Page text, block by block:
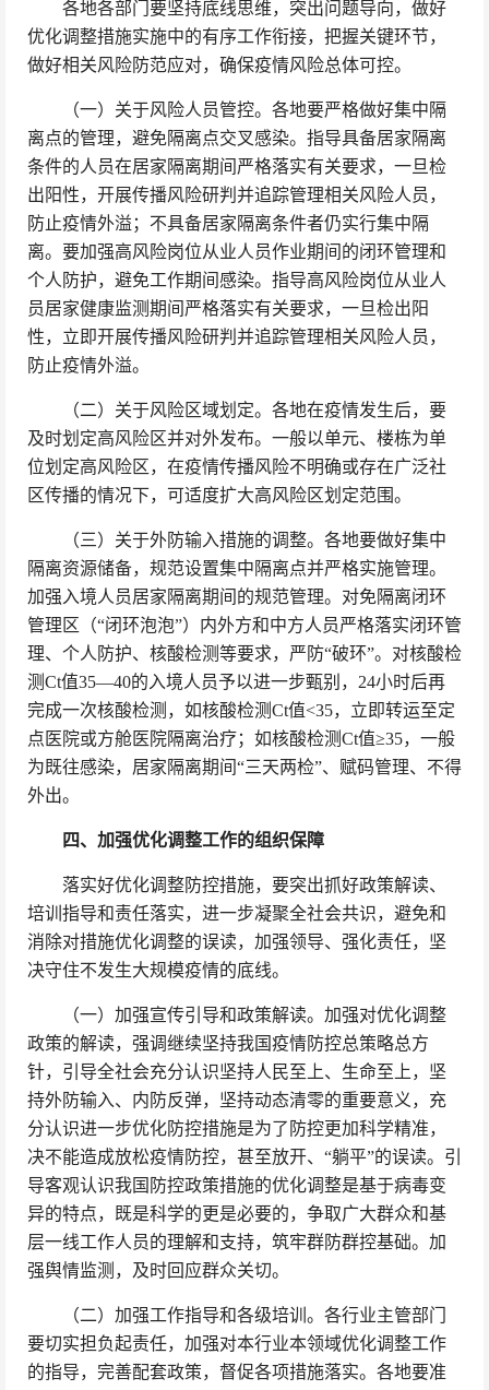
各地各部门要坚持底线思维，突出问题导向，做好
优化调整措施实施中的有序工作衔接，把握关键环节，
做好相关风险防范应对，确保疫情风险总体可控。
（一）关于风险人员管控。各地要严格做好集中隔
离点的管理，避免隔离点交叉感染。指导具备居家隔离
条件的人员在居家隔离期间严格落实有关要求，一旦检
出阳性，开展传播风险研判并追踪管理相关风险人员，
防止疫情外溢；不具备居家隔离条件者仍实行集中隔
离。要加强高风险岗位从业人员作业期间的闭环管理和
个人防护，避免工作期间感染。指导高风险岗位从业人
员居家健康监测期间严格落实有关要求，一旦检出阳
性，立即开展传播风险研判并追踪管理相关风险人员，
防止疫情外溢。
（二）关于风险区域划定。各地在疫情发生后，要
及时划定高风险区并对外发布。一般以单元、楼栋为单
位划定高风险区，在疫情传播风险不明确或存在广泛社
区传播的情况下，可适度扩大高风险区划定范围。
（三）关于外防输入措施的调整。各地要做好集中
隔离资源储备，规范设置集中隔离点并严格实施管理。
加强入境人员居家隔离期间的规范管理。对免隔离闭环
管理区（“闭环泡泡”）内外方和中方人员严格落实闭环管
理、个人防护、核酸检测等要求，严防“破环”。对核酸检
测Ct值35—40的入境人员予以进一步甄别，24小时后再
完成一次核酸检测，如核酸检测Ct值<35，立即转运至定
点医院或方舱医院隔离治疗；如核酸检测Ct值≥35，一般
为既往感染，居家隔离期间“三天两检”、赋码管理、不得
外出。
四、加强优化调整工作的组织保障
落实好优化调整防控措施，要突出抓好政策解读、
培训指导和责任落实，进一步凝聚全社会共识，避免和
消除对措施优化调整的误读，加强领导、强化责任，坚
决守住不发生大规模疫情的底线。
（一）加强宣传引导和政策解读。加强对优化调整
政策的解读，强调继续坚持我国疫情防控总策略总方
针，引导全社会充分认识坚持人民至上、生命至上，坚
持外防输入、内防反弹，坚持动态清零的重要意义，充
分认识进一步优化防控措施是为了防控更加科学精准，
决不能造成放松疫情防控，甚至放开、“躺平”的误读。引
导客观认识我国防控政策措施的优化调整是基于病毒变
异的特点，既是科学的更是必要的，争取广大群众和基
层一线工作人员的理解和支持，筑牢群防群控基础。加
强舆情监测，及时回应群众关切。
（二）加强工作指导和各级培训。各行业主管部门
要切实担负起责任，加强对本行业本领域优化调整工作
的指导，完善配套政策，督促各项措施落实。各地要准